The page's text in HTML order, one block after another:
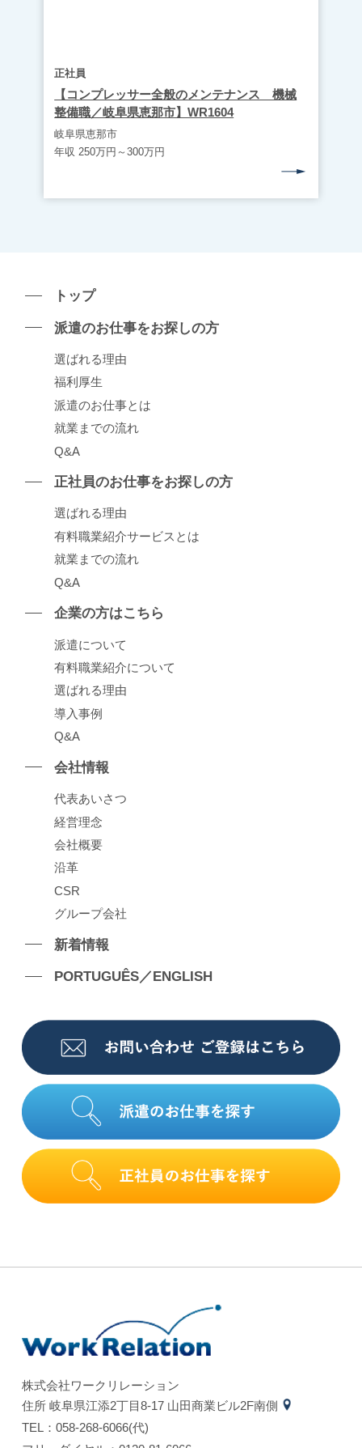
正社員
【コンプレッサー全般のメンテナンス 機械
整備職／岐阜県恵那市】WR1604
岐阜県恵那市
年収 250万円～300万円
トップ
派遣のお仕事をお探しの⽅
選ばれる理由
福利厚生
派遣のお仕事とは
就業までの流れ
Q&A
正社員のお仕事をお探しの⽅
選ばれる理由
有料職業紹介サービスとは
就業までの流れ
Q&A
企業の⽅はこちら
派遣について
有料職業紹介について
選ばれる理由
導⼊事例
Q&A
会社情報
代表あいさつ
経営理念
会社概要
沿⾰
CSR
グループ会社
新着情報
PORTUGUÊS／ENGLISH
株式会社ワークリレーション
住所 岐⾩県江添2丁⽬8-17 ⼭⽥商業ビル2F南側
TEL：058-268-6066(代)